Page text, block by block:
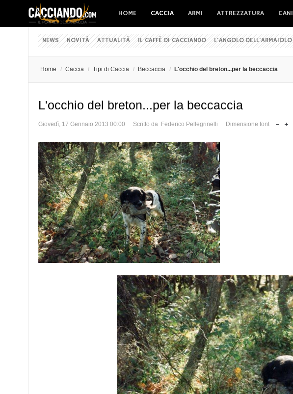
HOME CACCIA ARMI ATTREZZATURA CANI
NEWS NOVITÀ ATTUALITÀ IL CAFFÈ DI CACCIANDO L'ANGOLO DELL'ARMAIOLO
Home / Caccia / Tipi di Caccia / Beccaccia / L'occhio del breton...per la beccaccia
L'occhio del breton...per la beccaccia
Giovedì, 17 Gennaio 2013 00:00 Scritto da Federico Pellegrinelli Dimensione font